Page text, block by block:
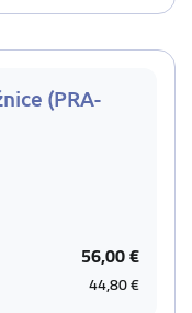
(PRA-
56,00 €
44,80 €